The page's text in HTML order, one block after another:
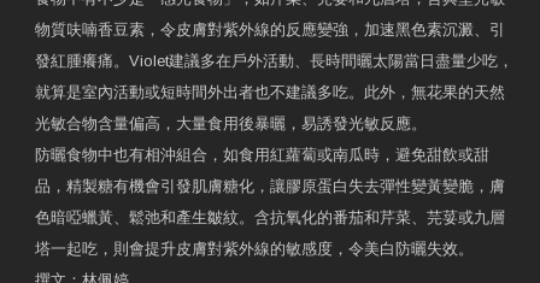
物質呋喃香豆素，令皮膚對紫外線的反應變強，加速黑色素沉澱、引
發紅腫癢痛。Violet建議多在戶外活動、長時間曬太陽當日盡量少吃，
就算是室內活動或短時間外出者也不建議多吃。此外，無花果的天然
光敏合物含量偏高，大量食用後暴曬，易誘發光敏反應。
防曬食物中也有相沖組合，如食用紅蘿蔔或南瓜時，避免甜飲或甜
品，精製糖有機會引發肌膚糖化，讓膠原蛋白失去彈性變黃變脆，膚
色暗啞蠟黃、鬆弛和產生皺紋。含抗氧化的番茄和芹菜、芫荽或九層
塔一起吃，則會提升皮膚對紫外線的敏感度，令美白防曬失效。